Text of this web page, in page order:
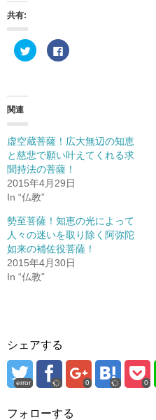
共有:
ク
リ
e
r
で
共
有
(
新
し
ウ
ィ
ン
ド
ウ
で
開
き
ま
F
a
す
る
に
は
ク
リ
ッ
て
く
だ
さ
い
(
新
ま
す
関連
虚空蔵菩薩！広大無辺の知恵
と慈悲で願い叶えてくれる求
聞持法の菩薩！
2015年4月29日
In “仏教”
勢至菩薩！知恵の光によって
人々の迷いを取り除く阿弥陀
如来の補佐役菩薩！
2015年4月30日
In “仏教”
シェアする
error 0 0
フォローする